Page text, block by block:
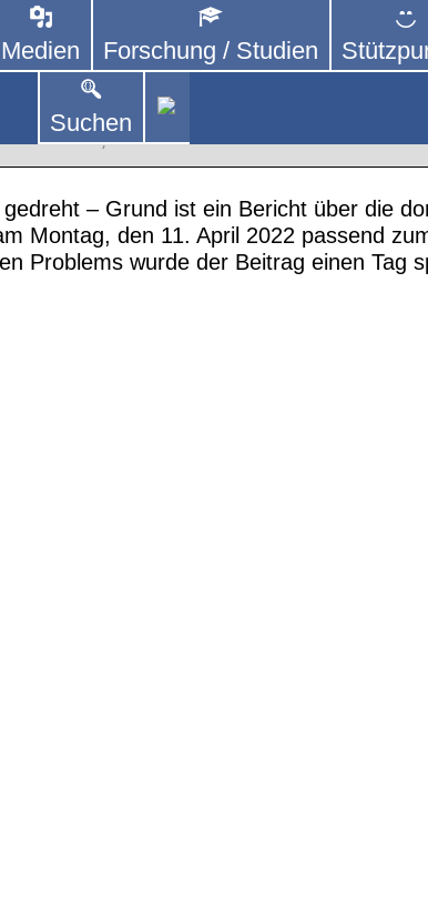
E. V.
Vereinen und Einzelpersonen,
mit Parkinson und deren Angehörige
Medien Forschung / Studien
Suchen
OWL
2022,YouTube
– Grund ist ein Bericht über die
Montag, den 11. April 2022 passend
Problems wurde der Beitrag einen Tag